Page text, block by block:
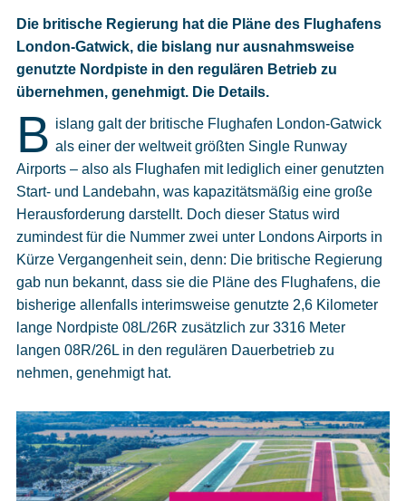
Datenschutz
Cookies
Datenschutzeinstellungen
Die britische Regierung hat die Pläne des Flughafens
London-Gatwick, die bislang nur ausnahmsweise
genutzte Nordpiste in den regulären Betrieb zu
übernehmen, genehmigt. Die Details.
B islang galt der britische Flughafen London-Gatwick
als einer der weltweit größten Single Runway
Airports – also als Flughafen mit lediglich einer genutzten
Start- und Landebahn, was kapazitätsmäßig eine große
Herausforderung darstellt. Doch dieser Status wird
zumindest für die Nummer zwei unter Londons Airports in
Kürze Vergangenheit sein, denn: Die britische Regierung
gab nun bekannt, dass sie die Pläne des Flughafens, die
bisherige allenfalls interimsweise genutzte 2,6 Kilometer
lange Nordpiste 08L/26R zusätzlich zur 3316 Meter
langen 08R/26L in den regulären Dauerbetrieb zu
nehmen, genehmigt hat.